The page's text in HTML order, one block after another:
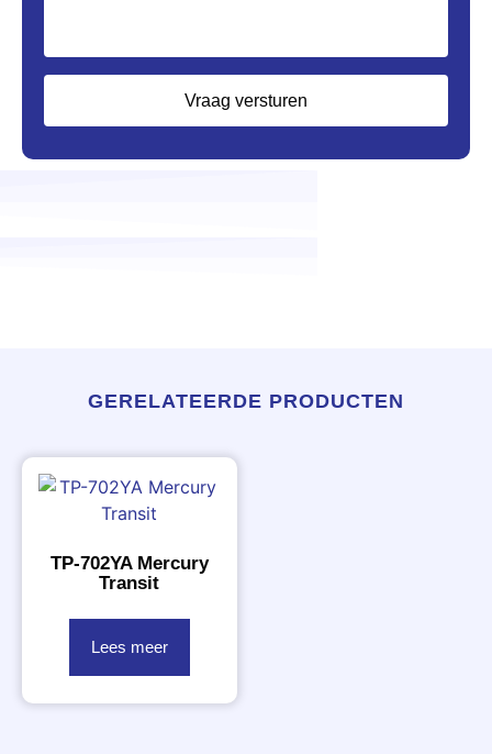
Vraag versturen
GERELATEERDE PRODUCTEN
TP-702YA Mercury
Transit
Lees meer